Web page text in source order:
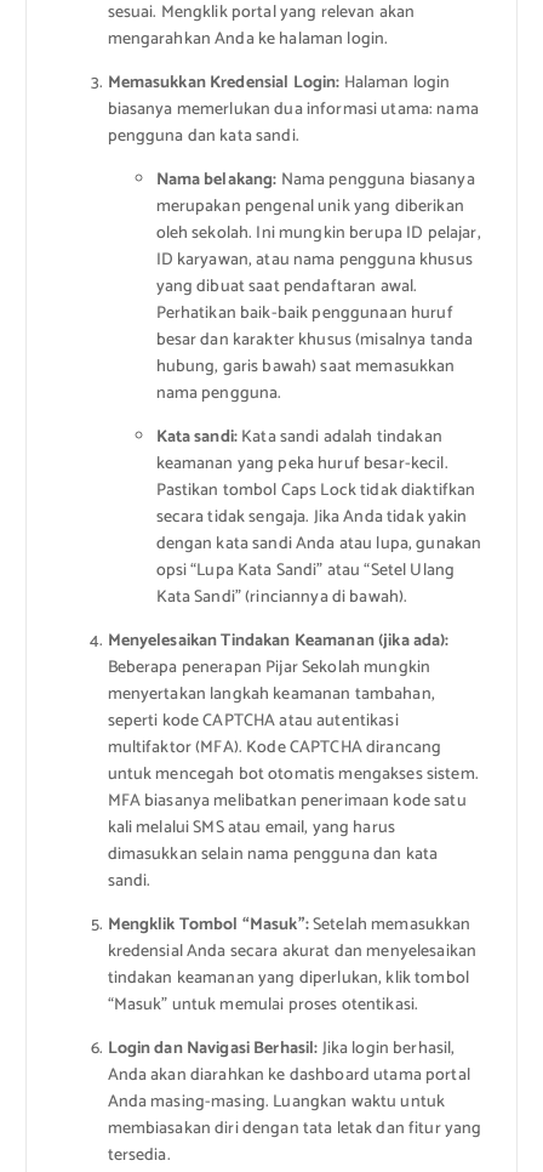
sesuai. Mengklik portal yang relevan akan
mengarahkan Anda ke halaman login.
Memasukkan Kredensial Login: Halaman login
biasanya memerlukan dua informasi utama: nama
pengguna dan kata sandi.
Nama belakang: Nama pengguna biasanya
merupakan pengenal unik yang diberikan
oleh sekolah. Ini mungkin berupa ID pelajar,
ID karyawan, atau nama pengguna khusus
yang dibuat saat pendaftaran awal.
Perhatikan baik-baik penggunaan huruf
besar dan karakter khusus (misalnya tanda
hubung, garis bawah) saat memasukkan
nama pengguna.
Kata sandi:Kata sandi adalah tindakan
keamanan yang peka huruf besar-kecil.
Pastikan tombol Caps Lock tidak diaktifkan
secara tidak sengaja. Jika Anda tidak yakin
dengan kata sandi Anda atau lupa, gunakan
opsi “Lupa Kata Sandi” atau “Setel Ulang
Kata Sandi” (rinciannya di bawah).
Menyelesaikan Tindakan Keamanan (jika ada):
Beberapa penerapan Pijar Sekolah mungkin
menyertakan langkah keamanan tambahan,
seperti kode CAPTCHA atau autentikasi
multifaktor (MFA). Kode CAPTCHA dirancang
untuk mencegah bot otomatis mengakses sistem.
MFA biasanya melibatkan penerimaan kode satu
kali melalui SMS atau email, yang harus
dimasukkan selain nama pengguna dan kata
sandi.
Mengklik Tombol “Masuk”:Setelah memasukkan
kredensial Anda secara akurat dan menyelesaikan
tindakan keamanan yang diperlukan, klik tombol
“Masuk” untuk memulai proses otentikasi.
Login dan Navigasi Berhasil:Jika login berhasil,
Anda akan diarahkan ke dashboard utama portal
Anda masing-masing. Luangkan waktu untuk
membiasakan diri dengan tata letak dan fitur yang
tersedia.